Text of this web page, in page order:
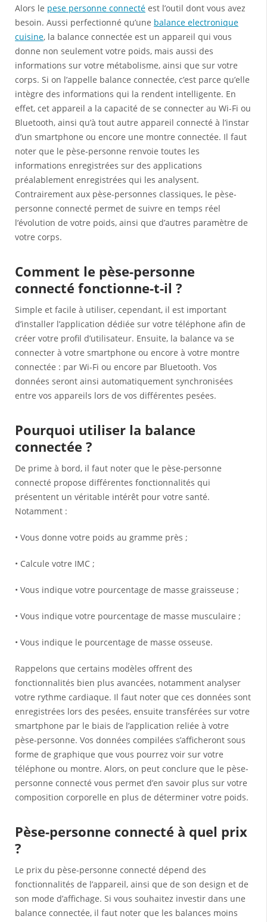
Alors le pese personne connecté est l’outil dont vous avez
besoin. Aussi perfectionné qu’une balance electronique
cuisine, la balance connectée est un appareil qui vous
donne non seulement votre poids, mais aussi des
informations sur votre métabolisme, ainsi que sur votre
corps. Si on l’appelle balance connectée, c’est parce qu’elle
intègre des informations qui la rendent intelligente. En
effet, cet appareil a la capacité de se connecter au Wi-Fi ou
Bluetooth, ainsi qu’à tout autre appareil connecté à l’instar
d’un smartphone ou encore une montre connectée. Il faut
noter que le pèse-personne renvoie toutes les
informations enregistrées sur des applications
préalablement enregistrées qui les analysent.
Contrairement aux pèse-personnes classiques, le pèse-
personne connecté permet de suivre en temps réel
l’évolution de votre poids, ainsi que d’autres paramètre de
votre corps.
Comment le pèse-personne
connecté fonctionne-t-il ?
Simple et facile à utiliser, cependant, il est important
d’installer l’application dédiée sur votre téléphone afin de
créer votre profil d’utilisateur. Ensuite, la balance va se
connecter à votre smartphone ou encore à votre montre
connectée : par Wi-Fi ou encore par Bluetooth. Vos
données seront ainsi automatiquement synchronisées
entre vos appareils lors de vos différentes pesées.
Pourquoi utiliser la balance
connectée ?
De prime à bord, il faut noter que le pèse-personne
connecté propose différentes fonctionnalités qui
présentent un véritable intérêt pour votre santé.
Notamment :
• Vous donne votre poids au gramme près ;
• Calcule votre IMC ;
• Vous indique votre pourcentage de masse graisseuse ;
• Vous indique votre pourcentage de masse musculaire ;
• Vous indique le pourcentage de masse osseuse.
Rappelons que certains modèles offrent des
fonctionnalités bien plus avancées, notamment analyser
votre rythme cardiaque. Il faut noter que ces données sont
enregistrées lors des pesées, ensuite transférées sur votre
smartphone par le biais de l’application reliée à votre
pèse-personne. Vos données compilées s’afficheront sous
forme de graphique que vous pourrez voir sur votre
téléphone ou montre. Alors, on peut conclure que le pèse-
personne connecté vous permet d’en savoir plus sur votre
composition corporelle en plus de déterminer votre poids.
Pèse-personne connecté à quel prix
?
Le prix du pèse-personne connecté dépend des
fonctionnalités de l’appareil, ainsi que de son design et de
son mode d’affichage. Si vous souhaitez investir dans une
balance connectée, il faut noter que les balances moins